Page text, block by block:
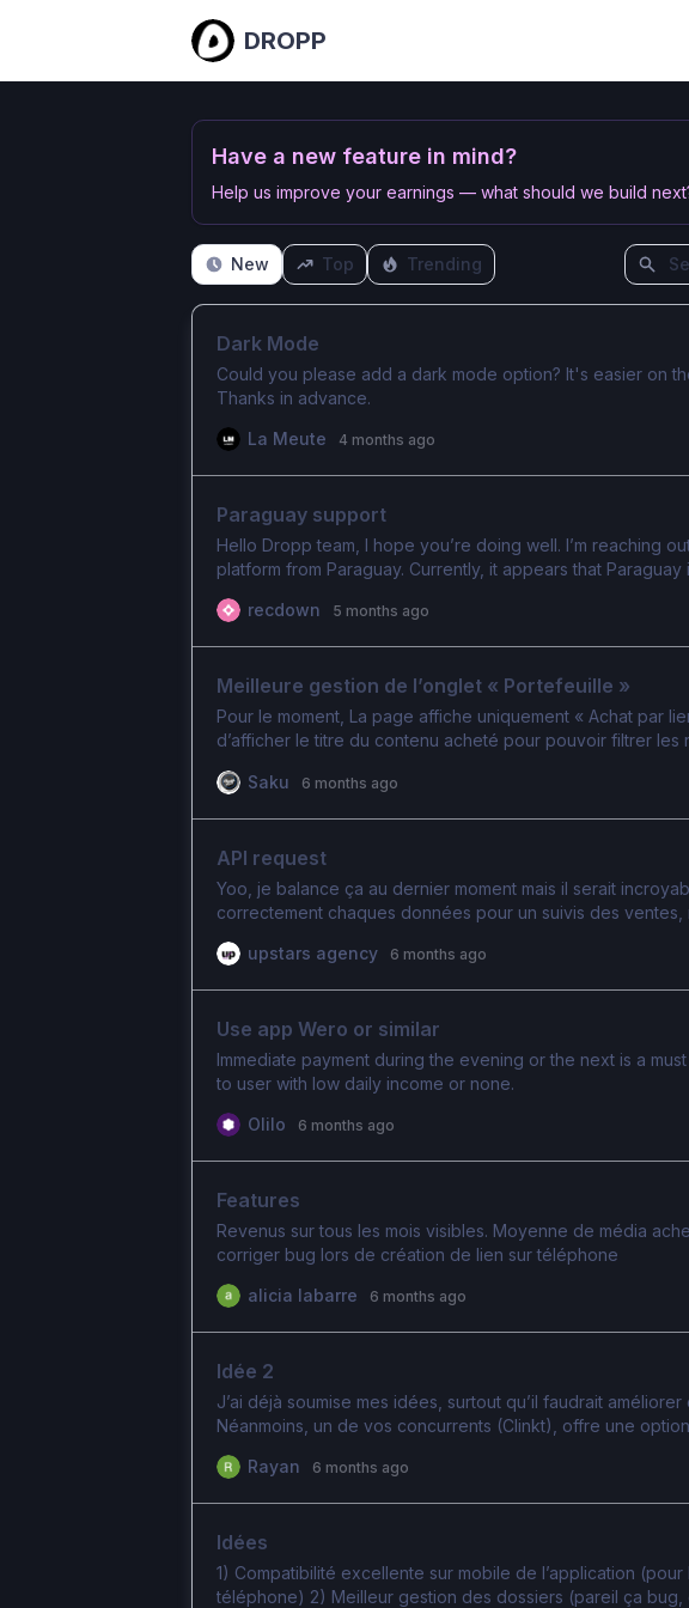
DROPP
Have a new feature in mind?
Help us improve your earnings — what should we build
New Top Trending
Dark Mode
Could you please add a dark mode option? It's easier on
Thanks in advance.
La Meute
4 months ago
Paraguay support
Hello Dropp team, I hope you’re doing well. I’m reaching
platform from Paraguay. Currently, it appears that
to expand availability to Paraguay in the near future. There
any roadmap updates regarding expansion to this region.
consideration. Best regards,
recdown 5 months ago
Meilleure gestion de l’onglet « Portefeuille »
Pour le moment, La page affiche uniquement « Achat par
d’afficher le titre du contenu acheté pour pouvoir filtrer les
et voir les ventes mais j’ai expérimenté aucunes donnes
Saku 6 months ago
API request
Yoo, je balance ça au dernier moment mais il serait
correctement chaques données pour un suivis des ventes,
upstars agency
6 months ago
Use app Wero or similar
Immediate payment during the evening or the next is a
to user with low daily income or none.
Olilo
6 months ago
Features
Revenus sur tous les mois visibles. Moyenne de média
corriger bug lors de création de lien sur téléphone
alicia labarre
6 months ago
Idée 2
J’ai déjà soumise mes idées, surtout qu’il faudrait
Néanmoins, un de vos concurrents (Clinkt), offre une
quand on crée un lien de paiement, il serait bien de nous
on decoche l option, alors il paiera la taxe de Droppfans a
Rayan 6 months ago
Idées
1) Compatibilité excellente sur mobile de l’application (pour
téléphone) 2) Meilleur gestion des dossiers (pareil ça bug,